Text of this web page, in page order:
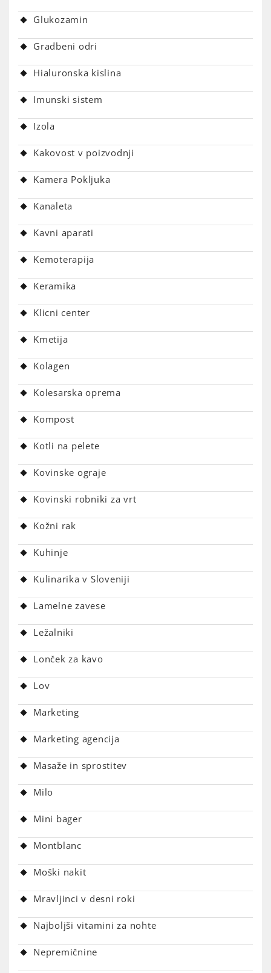
Glukozamin
Gradbeni odri
Hialuronska kislina
Imunski sistem
Izola
Kakovost v poizvodnji
Kamera Pokljuka
Kanaleta
Kavni aparati
Kemoterapija
Keramika
Klicni center
Kmetija
Kolagen
Kolesarska oprema
Kompost
Kotli na pelete
Kovinske ograje
Kovinski robniki za vrt
Kožni rak
Kuhinje
Kulinarika v Sloveniji
Lamelne zavese
Ležalniki
Lonček za kavo
Lov
Marketing
Marketing agencija
Masaže in sprostitev
Milo
Mini bager
Montblanc
Moški nakit
Mravljinci v desni roki
Najboljši vitamini za nohte
Nepremičnine